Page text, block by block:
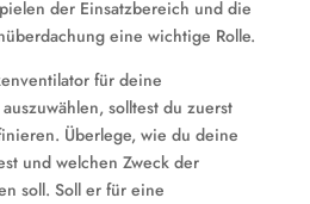
der Einsatzbereich und die
eine wichtige Rolle.
für deine
solltest du zuerst
Überlege, wie du deine
und welchen Zweck der
soll. Soll er für eine